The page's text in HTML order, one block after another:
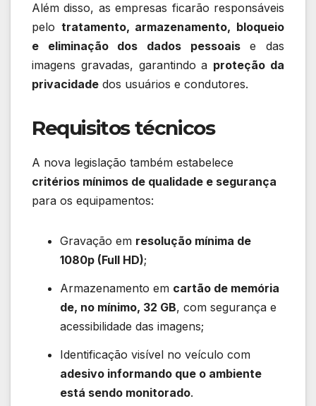
Além disso, as empresas ficarão responsáveis
pelo tratamento, armazenamento, bloqueio
e eliminação dos dados pessoaise das
imagens gravadas, garantindo a proteção da
privacidade dos usuários e condutores.
Requisitos técnicos
A nova legislação também estabelece
critérios mínimos de qualidade e segurança
para os equipamentos:
Gravação em resolução mínima de
1080p (Full HD);
Armazenamento em cartão de memória
de, no mínimo, 32 GB, com segurança e
acessibilidade das imagens;
Identificação visível no veículo com
adesivo informando que o ambiente
está sendo monitorado.